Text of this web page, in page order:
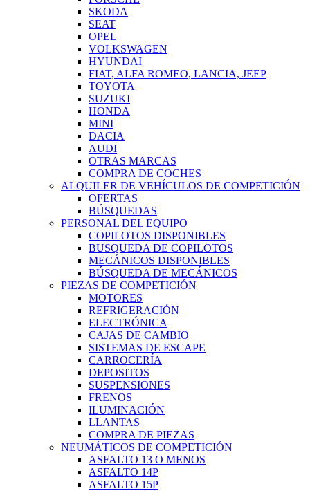
SKODA
SEAT
OPEL
VOLKSWAGEN
HYUNDAI
FIAT, ALFA ROMEO, LANCIA, JEEP
TOYOTA
SUZUKI
HONDA
MINI
DACIA
AUDI
OTRAS MARCAS
COMPRA DE COCHES
ALQUILER DE VEHÍCULOS DE COMPETICIÓN
OFERTAS
BÚSQUEDAS
PERSONAL DEL EQUIPO
COPILOTOS DISPONIBLES
BUSQUEDA DE COPILOTOS
MECÁNICOS DISPONIBLES
BÚSQUEDA DE MECÁNICOS
PIEZAS DE COMPETICIÓN
MOTORES
REFRIGERACIÓN
ELECTRÓNICA
CAJAS DE CAMBIO
SISTEMAS DE ESCAPE
CARROCERÍA
DEPOSITOS
SUSPENSIONES
FRENOS
ILUMINACIÓN
LLANTAS
COMPRA DE PIEZAS
NEUMÁTICOS DE COMPETICIÓN
ASFALTO 13 O MENOS
ASFALTO 14P
ASFALTO 15P